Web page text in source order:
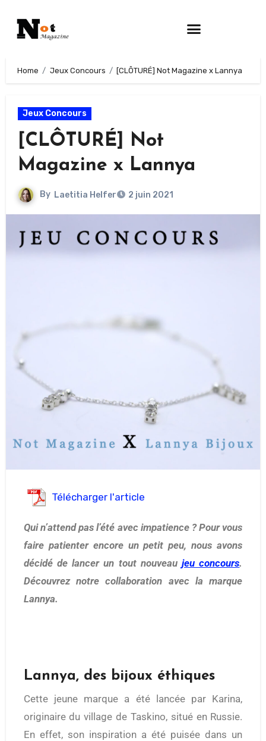
Home Jeux Concours [CLÔTURÉ] Not Magazine x Lannya
Jeux Concours
[CLÔTURÉ] Not
Magazine x Lannya
By Laetitia Helfer 2 juin 2021
Télécharger l'article
Qui n’attend pas l’été avec impatience ? Pour vous
faire patienter encore un petit peu, nous avons
décidé de lancer un tout nouveaujeu concours.
Découvrez notre collaboration avec la marque
Lannya.
Lannya, des bijoux éthiques
Cette jeune marque a été lancée par Karina,
originaire du village de Taskino, situé en Russie.
En effet, son inspiration a été puisée dans un